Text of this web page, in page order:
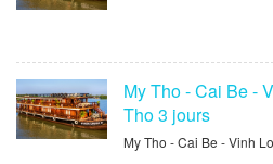
My Tho - Cai Be -
Tho 3 jours
My Tho - Cai Be - Vinh